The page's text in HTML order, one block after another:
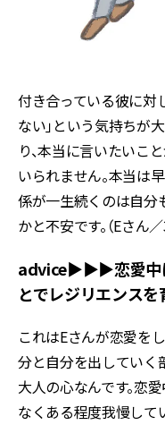
付き合っている彼に対
ない｣という気持ちが
り、本当に言いたいこ
いられません。本当は
係が一生続くのは自分
かと不安です。（Eさん
advice▶︎▶︎▶︎恋愛中
とでレジリエンス
これはEさんが恋愛を
分と自分を出していく
大人の心なんです。恋
なくある程度我慢して